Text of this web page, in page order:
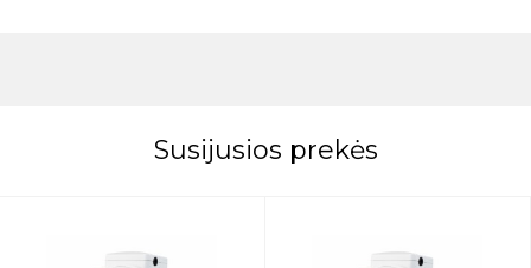
Susijusios prekės